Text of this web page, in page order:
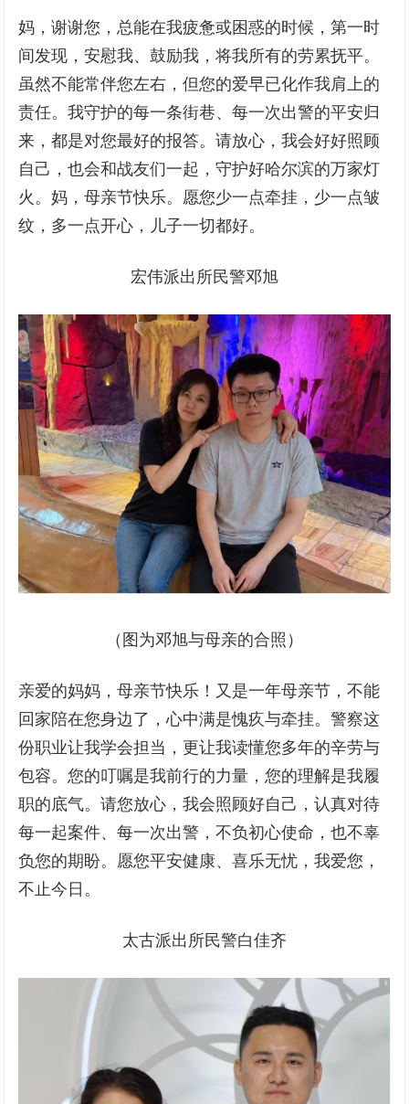
妈，谢谢您，总能在我疲惫或困惑的时候，第一时
间发现，安慰我、鼓励我，将我所有的劳累抚平。
虽然不能常伴您左右，但您的爱早已化作我肩上的
责任。我守护的每一条街巷、每一次出警的平安归
来，都是对您最好的报答。请放心，我会好好照顾
自己，也会和战友们一起，守护好哈尔滨的万家灯
火。妈，母亲节快乐。愿您少一点牵挂，少一点皱
纹，多一点开心，儿子一切都好。
宏伟派出所民警邓旭
（图为邓旭与母亲的合照）
亲爱的妈妈，母亲节快乐！又是一年母亲节，不能
回家陪在您身边了，心中满是愧疚与牵挂。警察这
份职业让我学会担当，更让我读懂您多年的辛劳与
包容。您的叮嘱是我前行的力量，您的理解是我履
职的底气。请您放心，我会照顾好自己，认真对待
每一起案件、每一次出警，不负初心使命，也不辜
负您的期盼。愿您平安健康、喜乐无忧，我爱您，
不止今日。
太古派出所民警白佳齐